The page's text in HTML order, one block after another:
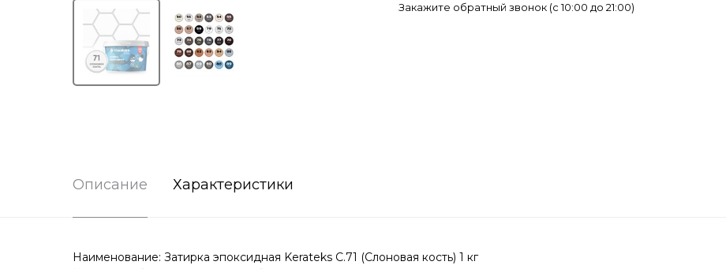
Закажите обратный звонок (c 10:00 до 21:00)
Описание Характеристики
Наименование: Затирка эпоксидная Kerateks C.71 (Слоновая кость) 1 кг